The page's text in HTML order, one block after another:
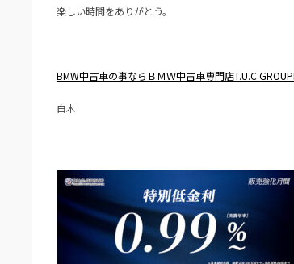
楽しい時間をありがとう。
BMW中古車の事ならＢＭＷ中古車専門店
白木